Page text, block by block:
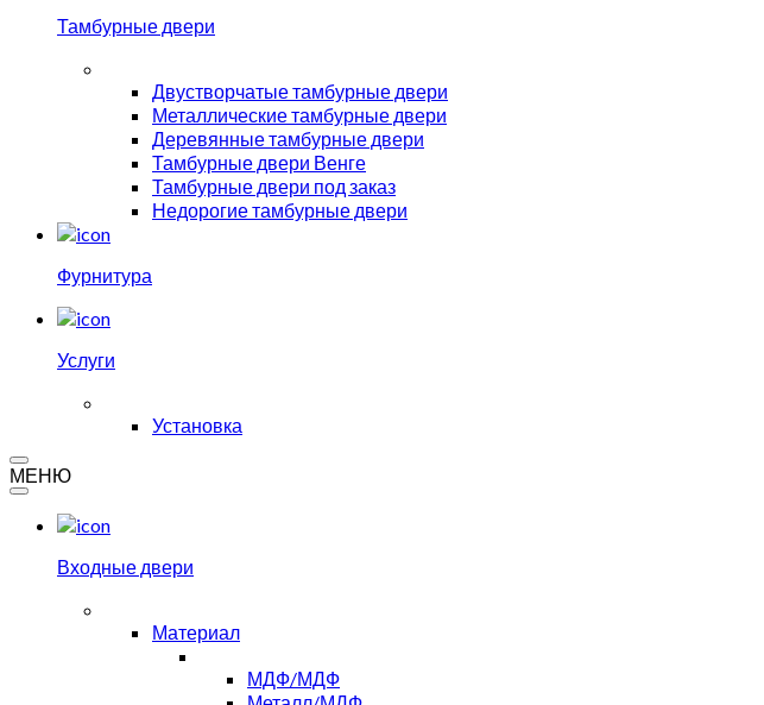
Тамбурные двери
Двустворчатые тамбурные двери
Металлические тамбурные двери
Деревянные тамбурные двери
Тамбурные двери Венге
Тамбурные двери под заказ
Недорогие тамбурные двери
Фурнитура
Услуги
Установка
МЕНЮ
Входные двери
Материал
МДФ/МДФ